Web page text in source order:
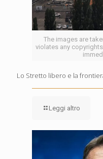
The images are
violates any
Lo Stretto libero e la
Leggi altro